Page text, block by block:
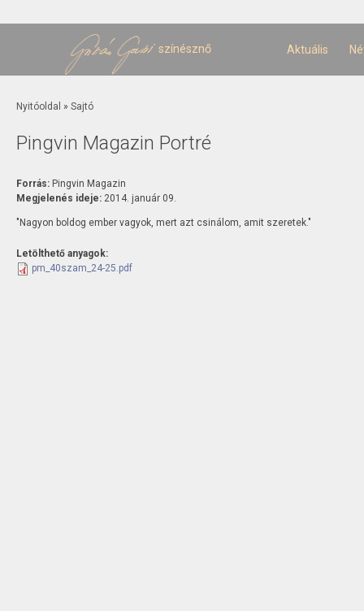
színésznő Aktuális
Jelenlegi hely
Nyitóoldal » Sajtó
Pingvin Magazin Portré
Forrás: Pingvin Magazin
Megjelenés ideje: 2014. január 09.
"Nagyon boldog ember vagyok, mert azt csinálom, amit szeretek."
Letölthető anyagok:
pm_40szam_24-25.pdf